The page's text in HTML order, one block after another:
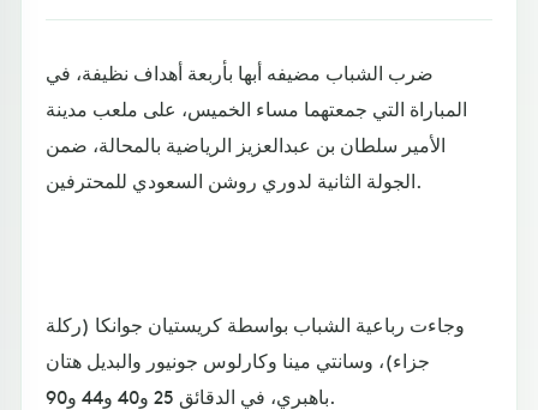
ضرب الشباب مضيفه أبها بأربعة أهداف نظيفة، في
المباراة التي جمعتهما مساء الخميس، على ملعب مدينة
الأمير سلطان بن عبدالعزيز الرياضية بالمحالة، ضمن
الجولة الثانية لدوري روشن السعودي للمحترفين.
وجاءت رباعية الشباب بواسطة كريستيان جوانكا (ركلة
جزاء)، وسانتي مينا وكارلوس جونيور والبديل هتان
باهبري، في الدقائق 25 و40 و44 و90.